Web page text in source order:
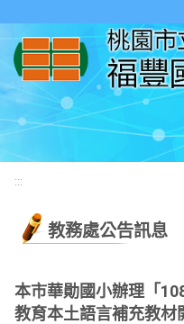
:::
教務處公告訊息
本市華勛國小辦理「
教育本土語言補充教